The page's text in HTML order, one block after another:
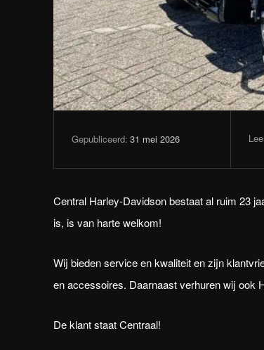
Gepubliceerd: 31 mei 2026
Central Harley-Davidson bestaat al ruim 23
is, is van harte welkom!
Wij bieden service en kwaliteit en zijn
en accessoires. Daarnaast verhuren wij ook
De klant staat Centraal!